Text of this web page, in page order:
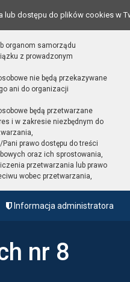
lub dostępu do plików cookies w
organom samorządu
z prowadzonym
nie będą przekazywane
ani do organizacji
będą przetwarzane
i w zakresie niezbędnym do
Pani prawo dostępu do treści
oraz ich sprostowania,
przetwarzania lub prawo
wobec przetwarzania,
Informacja administratora
nr 8